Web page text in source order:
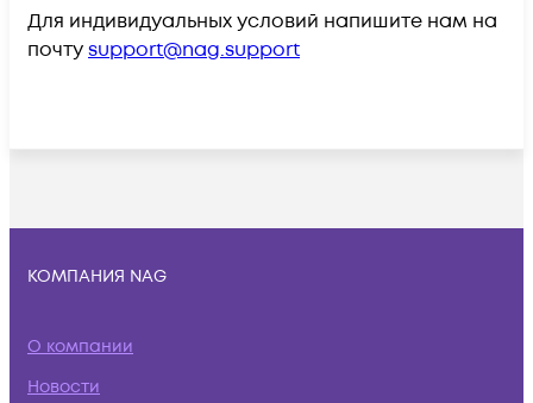
Для индивидуальных условий напишите нам на
почтуsupport@nag.support
КОМПАНИЯ NAG
О компании
Новости